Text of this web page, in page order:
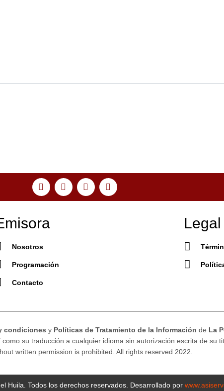
Nosotros
Programación
Contacto
Legal
condiciones y Políticas de Tratamiento de la Información de La
su traducción a cualquier idioma sin autorización escrita de su
written permission is prohibited. All rights reserved 2022.
Huila. Todos los derechos reservados. Desarrollado por